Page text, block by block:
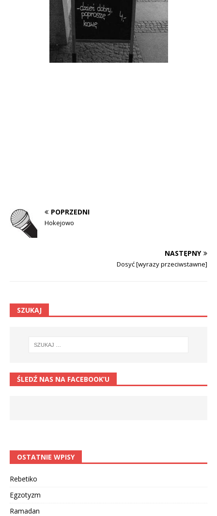
POPRZEDNI
Hokejowo
NASTĘPNY
Dosyć [wyrazy przeciwstawne]
SZUKAJ
ŚLEDŹ NAS NA FACEBOOK’U
OSTATNIE WPISY
Rebetiko
Egzotyzm
Ramadan